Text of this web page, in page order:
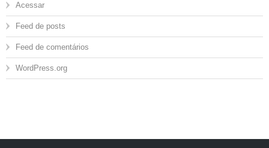
Acessar
Feed de posts
Feed de comentários
WordPress.org